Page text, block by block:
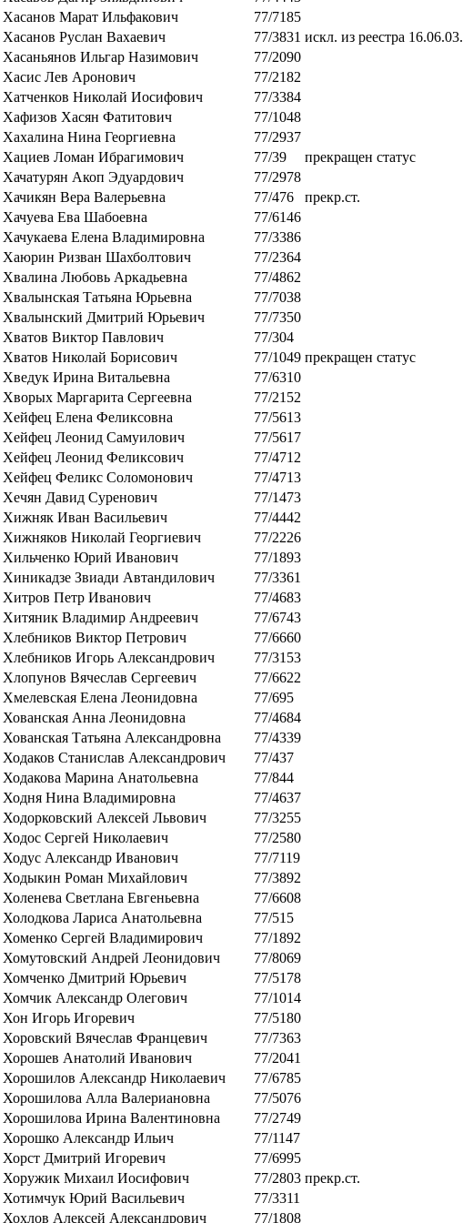
Хасанов Марат Ильфакович
77/7185
Хасанов Руслан Вахаевич
77/3831 искл. из реестра 16.06.03.
Хасаньянов Ильгар Назимович
77/2090
Хасис Лев Аронович
77/2182
Хатченков Николай Иосифович
77/3384
Хафизов Хасян Фатитович
77/1048
Хахалина Нина Георгиевна
77/2937
Хациев Ломан Ибрагимович
77/39
прекращен статус
Хачатурян Акоп Эдуардович
77/2978
Хачикян Вера Валерьевна
77/476
прекр.ст.
Хачуева Ева Шабоевна
77/6146
Хачукаева Елена Владимировна
77/3386
Хаюрин Ризван Шахболтович
77/2364
Хвалина Любовь Аркадьевна
77/4862
Хвалынская Татьяна Юрьевна
77/7038
Хвалынский Дмитрий Юрьевич
77/7350
Хватов Виктор Павлович
77/304
Хватов Николай Борисович
77/1049 прекращен статус
Хведук Ирина Витальевна
77/6310
Хворых Маргарита Сергеевна
77/2152
Хейфец Елена Феликсовна
77/5613
Хейфец Леонид Самуилович
77/5617
Хейфец Леонид Феликсович
77/4712
Хейфец Феликс Соломонович
77/4713
Хечян Давид Суренович
77/1473
Хижняк Иван Васильевич
77/4442
Хижняков Николай Георгиевич
77/2226
Хильченко Юрий Иванович
77/1893
Хиникадзе Звиади Автандилович
77/3361
Хитров Петр Иванович
77/4683
Хитяник Владимир Андреевич
77/6743
Хлебников Виктор Петрович
77/6660
Хлебников Игорь Александрович
77/3153
Хлопунов Вячеслав Сергеевич
77/6622
Хмелевская Елена Леонидовна
77/695
Хованская Анна Леонидовна
77/4684
Хованская Татьяна Александровна
77/4339
Ходаков Станислав Александрович
77/437
Ходакова Марина Анатольевна
77/844
Ходня Нина Владимировна
77/4637
Ходорковский Алексей Львович
77/3255
Ходос Сергей Николаевич
77/2580
Ходус Александр Иванович
77/7119
Ходыкин Роман Михайлович
77/3892
Холенева Светлана Евгеньевна
77/6608
Холодкова Лариса Анатольевна
77/515
Хоменко Сергей Владимирович
77/1892
Хомутовский Андрей Леонидович
77/8069
Хомченко Дмитрий Юрьевич
77/5178
Хомчик Александр Олегович
77/1014
Хон Игорь Игоревич
77/5180
Хоровский Вячеслав Францевич
77/7363
Хорошев Анатолий Иванович
77/2041
Хорошилов Александр Николаевич
77/6785
Хорошилова Алла Валериановна
77/5076
Хорошилова Ирина Валентиновна
77/2749
Хорошко Александр Ильич
77/1147
Хорст Дмитрий Игоревич
77/6995
Хоружик Михаил Иосифович
77/2803 прекр.ст.
Хотимчук Юрий Васильевич
77/3311
Хохлов Алексей Александрович
77/1808